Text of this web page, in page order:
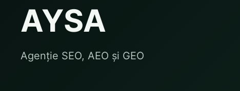
AYSA
Agenție SEO, AEO și GEO